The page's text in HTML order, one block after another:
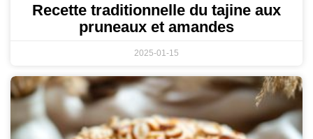
Recette traditionnelle du tajine aux
pruneaux et amandes
2025-01-15